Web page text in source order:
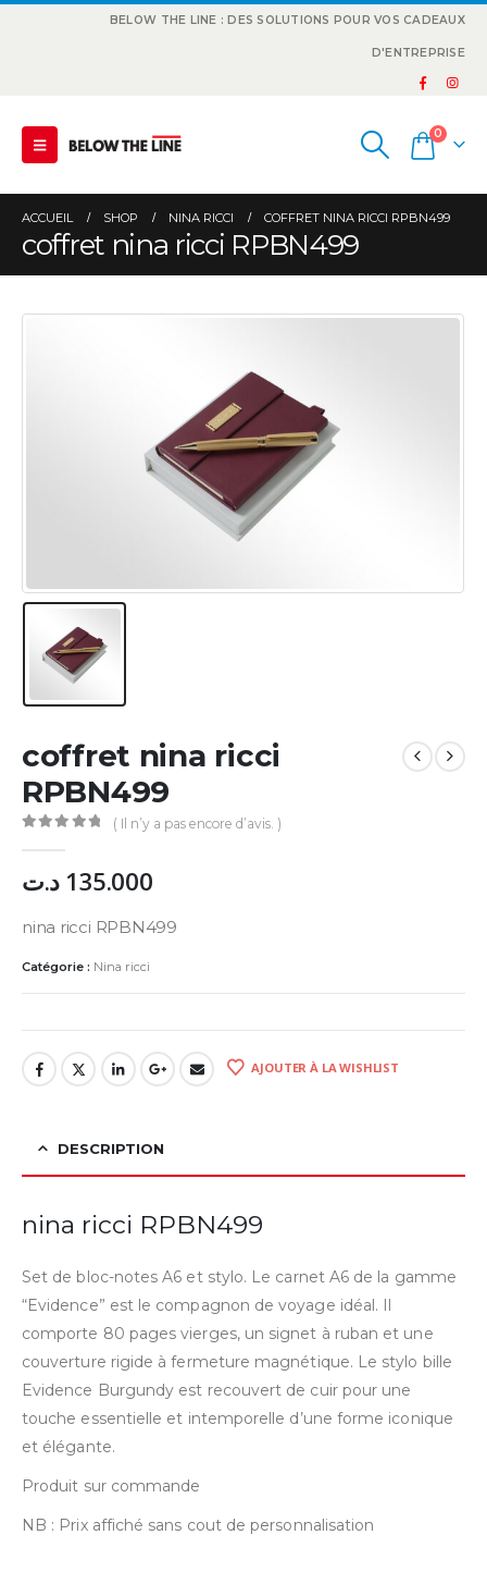
BELOW THE LINE : DES SOLUTIONS POUR VOS CADEAUX
D'ENTREPRISE
0
ACCUEIL SHOP NINA RICCI COFFRET NINA RICCI RPBN499
coffret nina ricci RPBN499
coffret nina ricci
RPBN499
( Il n’y a pas encore d’avis. )
135.000 د.ت
nina ricci RPBN499
Catégorie : Nina ricci
AJOUTER À LA WISHLIST
DESCRIPTION
nina ricci RPBN499
Set de bloc-notes A6 et stylo. Le carnet A6 de la gamme
“Evidence” est le compagnon de voyage idéal. Il
comporte 80 pages vierges, un signet à ruban et une
couverture rigide à fermeture magnétique. Le stylo bille
Evidence Burgundy est recouvert de cuir pour une
touche essentielle et intemporelle d’une forme iconique
et élégante.
Produit sur commande
NB : Prix affiché sans cout de personnalisation